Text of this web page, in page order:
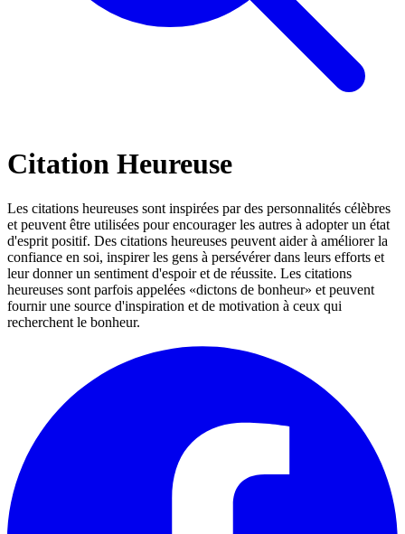
Citation Heureuse
Les citations heureuses sont inspirées par des personnalités célèbres
et peuvent être utilisées pour encourager les autres à adopter un état
d'esprit positif. Des citations heureuses peuvent aider à améliorer la
confiance en soi, inspirer les gens à persévérer dans leurs efforts et
leur donner un sentiment d'espoir et de réussite. Les citations
heureuses sont parfois appelées «dictons de bonheur» et peuvent
fournir une source d'inspiration et de motivation à ceux qui
recherchent le bonheur.